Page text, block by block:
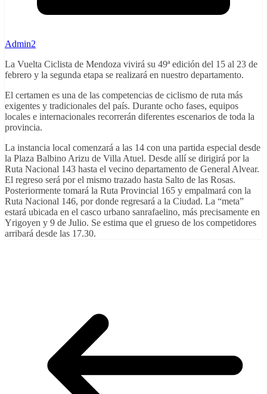
Admin2
La Vuelta Ciclista de Mendoza vivirá su 49ª edición del 15 al 23 de
febrero y la segunda etapa se realizará en nuestro departamento.
El certamen es una de las competencias de ciclismo de ruta más
exigentes y tradicionales del país. Durante ocho fases, equipos
locales e internacionales recorrerán diferentes escenarios de toda la
provincia.
La instancia local comenzará a las 14 con una partida especial desde
la Plaza Balbino Arizu de Villa Atuel. Desde allí se dirigirá por la
Ruta Nacional 143 hasta el vecino departamento de General Alvear.
El regreso será por el mismo trazado hasta Salto de las Rosas.
Posteriormente tomará la Ruta Provincial 165 y empalmará con la
Ruta Nacional 146, por donde regresará a la Ciudad. La “meta”
estará ubicada en el casco urbano sanrafaelino, más precisamente en
Yrigoyen y 9 de Julio. Se estima que el grueso de los competidores
arribará desde las 17.30.